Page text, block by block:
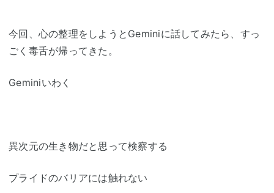
今回、心の整理をしようとGeminiに話してみたら、すっ
ごく毒舌が帰ってきた。
Geminiいわく
異次元の生き物だと思って検察する
プライドのバリアには触れない